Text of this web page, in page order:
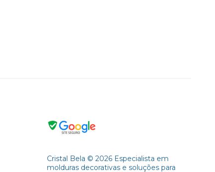
Cristal Bela ©️ 2026 Especialista em
molduras decorativas e soluções para